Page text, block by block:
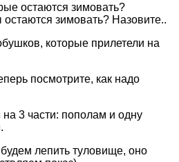
остаются зимовать?
зимовать? Назовите..
которые прилетели на
посмотрите, как надо
3 части: пополам и одну
лепить туловище, оно